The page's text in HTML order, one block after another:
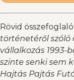
Rövid
történetéről
vállalkozás 1993-
szinte senki sem
Hajtás Pajtás